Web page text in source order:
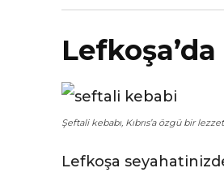
Şeftali kebabı, Kıbrıs’a özgü bir
Lefkoşa